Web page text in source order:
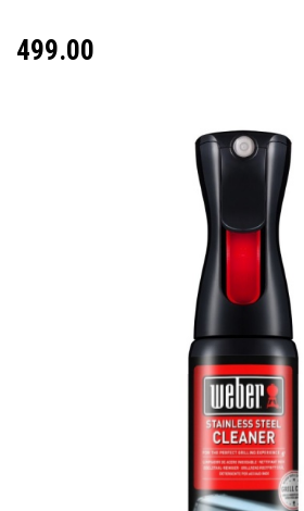
499.00